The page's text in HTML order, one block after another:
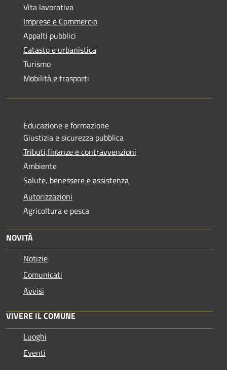
Vita lavorativa
Imprese e Commercio
Appalti pubblici
Catasto e urbanistica
Turismo
Mobilità e trasporti
Educazione e formazione
Giustizia e sicurezza pubblica
Tributi,finanze e contravvenzioni
Ambiente
Salute, benessere e assistenza
Autorizzazioni
Agricoltura e pesca
NOVITÀ
Notizie
Comunicati
Avvisi
VIVERE IL COMUNE
Luoghi
Eventi